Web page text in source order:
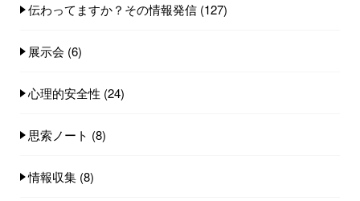
伝わってますか？その情報発信 (127)
展示会 (6)
心理的安全性 (24)
思索ノート (8)
情報収集 (8)